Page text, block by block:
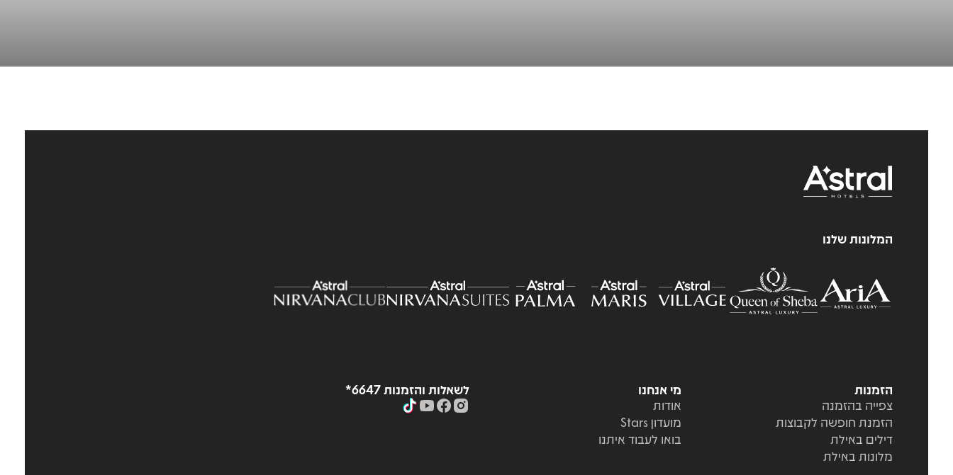
המלונות שלנו
הזמנות
צפייה בהזמנה
הזמנת חופשה לקבוצות
דילים באילת
מלונות באילת
מי אנחנו
אודות
מועדון Stars
בואו לעבוד איתנו
לשאלות והזמנות 6647*